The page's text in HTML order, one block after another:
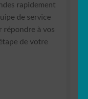
rapidement
de service
répondre à vos
de votre